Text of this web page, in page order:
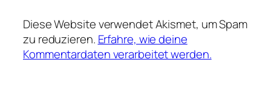
Diese Website verwendet Akismet, um Spam
zu reduzieren. Erfahre, wie deine
Kommentardaten verarbeitet werden.